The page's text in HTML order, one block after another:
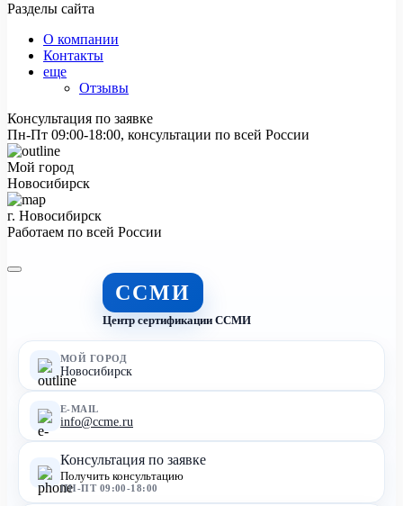
Разделы сайта
О компании
Контакты
еще
Отзывы
Консультация по заявке
Пн-Пт 09:00-18:00, консультации по всей России
Мой город
Новосибирск
г. Новосибирск
Работаем по всей России
ССМИ
Центр сертификации ССМИ
МОЙ ГОРОД
Новосибирск
E-MAIL
info@ccme.ru
Консультация по заявке
Получить консультацию
ПН-ПТ 09:00-18:00